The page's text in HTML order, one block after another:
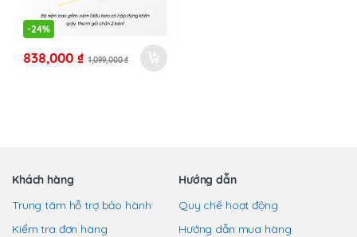
-24%
838,000 ₫ 1,099,000₫
Khách hàng
Trung tâm hỗ trợ bảo hành
Kiểm tra đơn hàng
Hướng dẫn
Quy chế hoạt động
Hướng dẫn mua hàng